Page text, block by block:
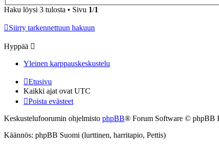
Haku löysi 3 tulosta • Sivu 1/1
Siirry tarkennettuun hakuun
Hyppää
Yleinen karppauskeskustelu
Etusivu
Kaikki ajat ovatUTC
Poista evästeet
Keskustelufoorumin ohjelmisto phpBB® Forum Software © phpBB
Käännös: phpBB Suomi (lurttinen, harritapio, Pettis)